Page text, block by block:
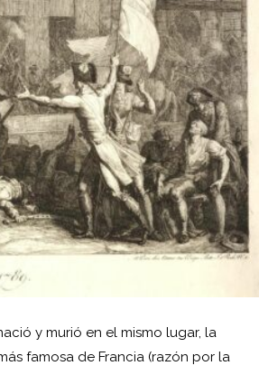
y murió en el mismo lugar, la
famosa de Francia (razón por la